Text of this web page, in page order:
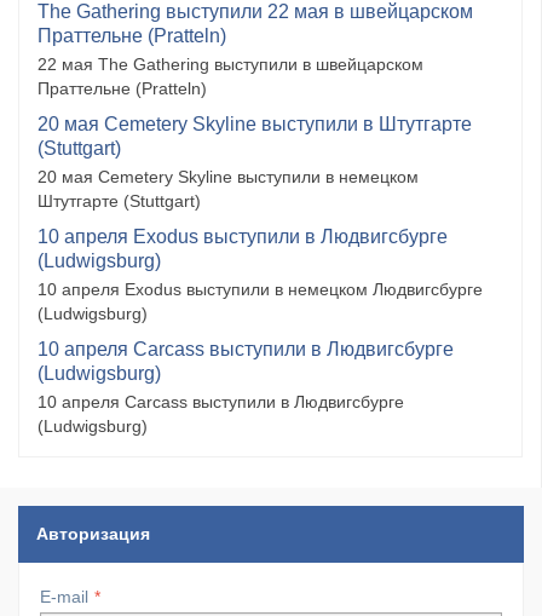
The Gathering выступили 22 мая в швейцарском
Праттельне (Pratteln)
22 мая The Gathering выступили в швейцарском
Праттельне (Pratteln)
20 мая Cemetery Skyline выступили в Штутгарте
(Stuttgart)
20 мая Cemetery Skyline выступили в немецком
Штутгарте (Stuttgart)
10 апреля Exodus выступили в Людвигсбурге
(Ludwigsburg)
10 апреля Exodus выступили в немецком Людвигсбурге
(Ludwigsburg)
10 апреля Carcass выступили в Людвигсбурге
(Ludwigsburg)
10 апреля Carcass выступили в Людвигсбурге
(Ludwigsburg)
Авторизация
E-mail